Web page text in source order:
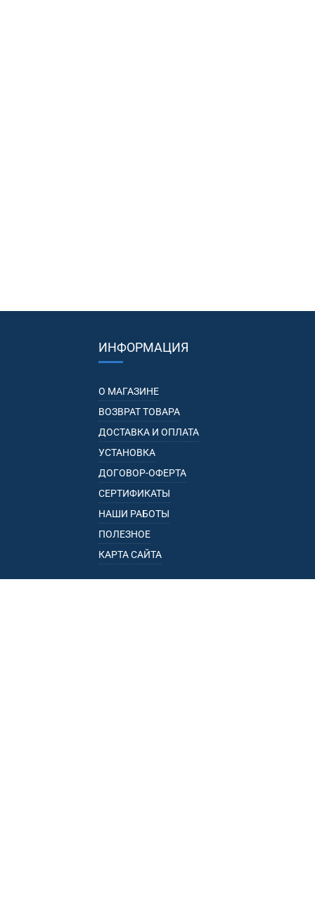
ИНФОРМАЦИЯ
О МАГАЗИНЕ
ВОЗВРАТ ТОВАРА
ДОСТАВКА И ОПЛАТА
УСТАНОВКА
ДОГОВОР-ОФЕРТА
СЕРТИФИКАТЫ
НАШИ РАБОТЫ
ПОЛЕЗНОЕ
КАРТА САЙТА